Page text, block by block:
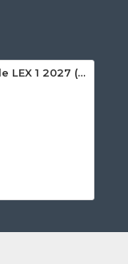
Agenda legale LEX 1 2027 (volume unico)